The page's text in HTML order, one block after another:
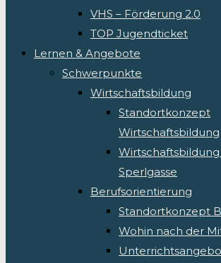
VHS – Förderung 2.0
TOP Jugendticket
Lernen & Angebote
Schwerpunkte
Wirtschaftsbildung
Standortkonzept
Wirtschaftsbildung
Wirtschaftsbildung
Sperlgasse
Berufsorientierung
Standortkonzept
Wohin nach der